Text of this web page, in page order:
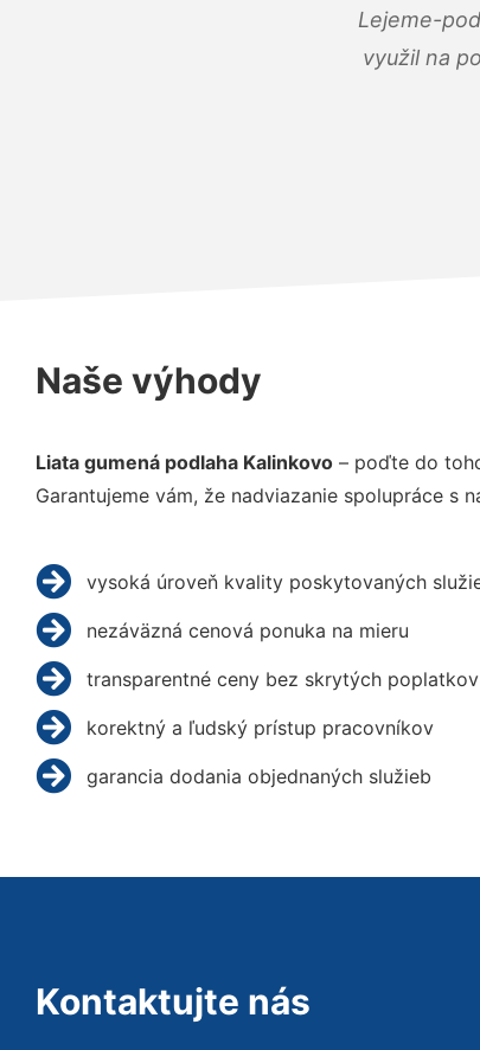
Lejeme-
využil na
Naše výhody
Liata gumená podlaha Kalinkovo – poďte do
Garantujeme vám, že nadviazanie spolupráce s
vysoká úroveň kvality poskytovaných
nezáväzná cenová ponuka na mieru
transparentné ceny bez skrytých poplatkov
korektný a ľudský prístup pracovníkov
garancia dodania objednaných služieb
Kontaktujte nás